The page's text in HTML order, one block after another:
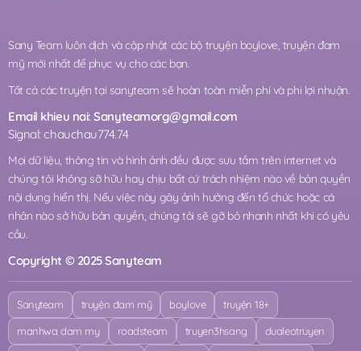
Sany Team luôn dịch và cập nhật các bộ truyện boylove, truyện đam
mỹ mới nhất để phục vụ cho các bạn.
Tất cả các truyện tại sanyteam sẽ hoàn toàn miễn phí và phi lợi nhuận.
Email khieu nai:Sanyteamorg@gmail.com
Signal: chauchau774.74
Mọi dữ liệu, thông tin và hình ảnh đều được sưu tầm trên internet và
chúng tôi không sỡ hữu hay chịu bất cứ trách nhiệm nào về bản quyền
nội dung hiển thị. Nếu việc này gây ảnh hưởng đến tổ chức hoặc cá
nhân nào sở hữu bản quyền, chúng tôi sẽ gỡ bỏ nhanh nhất khi có yêu
cầu.
Copyright © 2025 Sanyteam
Sanyteam truyện đam mỹ boylove truyện 18+
manhwa dam my roadsteam truyen3hsang dualeotruyen